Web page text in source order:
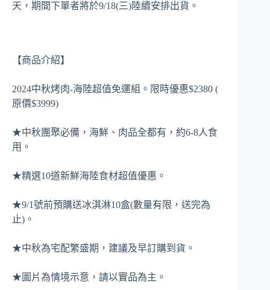
天，期間下單者將於9/18(三)陸續安排出貨。
【商品介紹】
2024中秋烤肉-海陸超值免運組。限時優惠$2380 (
原價$3999)
★中秋團聚必備，海鮮、肉品全都有，約6-8人食
用。
★精選10道新鮮海陸食材超值優惠。
★9/1號前預購送冰淇淋10盒(數量有限，送完為
止)。
★中秋為宅配繁盛期，建議及早訂購到貨。
★圖片為情境示意，請以實品為主。